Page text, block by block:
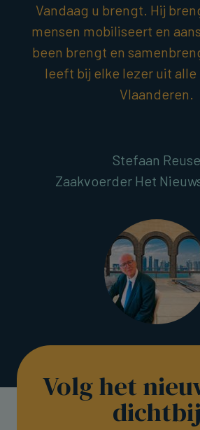
Vandaag u brengt. Hij
mensen mobiliseert en
been brengt en
leeft bij elke lezer uit alle
Vlaanderen.
Stefaan Reuse
Zaakvoerder Het
Volg het
dichtbij